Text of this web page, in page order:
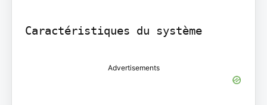
Caractéristiques du système
Advertisements